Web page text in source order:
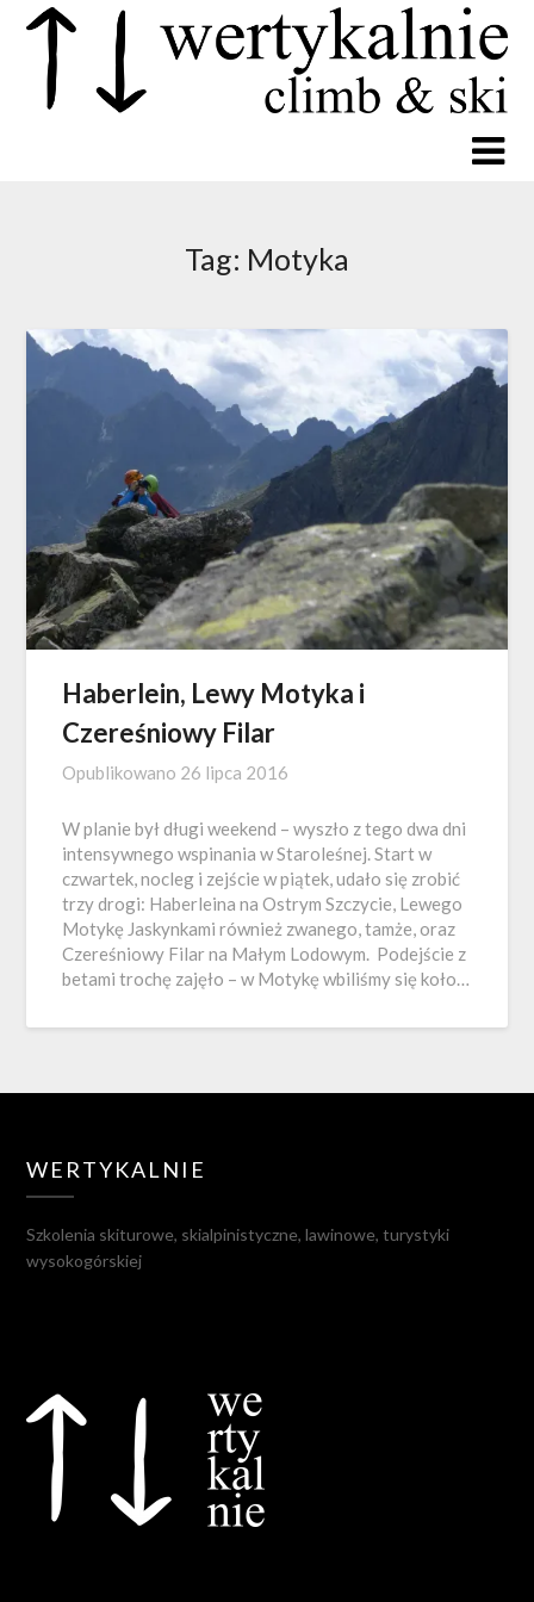
Tag: Motyka
Haberlein, Lewy Motyka i
Czereśniowy Filar
Opublikowano 26 lipca 2016
W planie był długi weekend – wyszło z tego dwa dni
intensywnego wspinania w Staroleśnej. Start w
czwartek, nocleg i zejście w piątek, udało się zrobić
trzy drogi: Haberleina na Ostrym Szczycie, Lewego
Motykę Jaskynkami również zwanego, tamże, oraz
Czereśniowy Filar na Małym Lodowym. Podejście z
betami trochę zajęło – w Motykę wbiliśmy się koło…
WERTYKALNIE
Szkolenia skiturowe, skialpinistyczne, lawinowe, turystyki
wysokogórskiej